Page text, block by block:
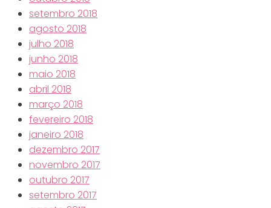
setembro 2018
agosto 2018
julho 2018
junho 2018
maio 2018
abril 2018
março 2018
fevereiro 2018
janeiro 2018
dezembro 2017
novembro 2017
outubro 2017
setembro 2017